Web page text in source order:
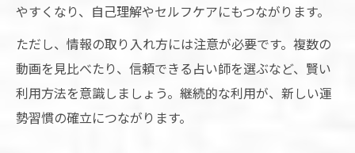
やすくなり、自己理解やセルフケアにもつながります。
ただし、情報の取り入れ方には注意が必要です。複数の
動画を見比べたり、信頼できる占い師を選ぶなど、賢い
利用方法を意識しましょう。継続的な利用が、新しい運
勢習慣の確立につながります。